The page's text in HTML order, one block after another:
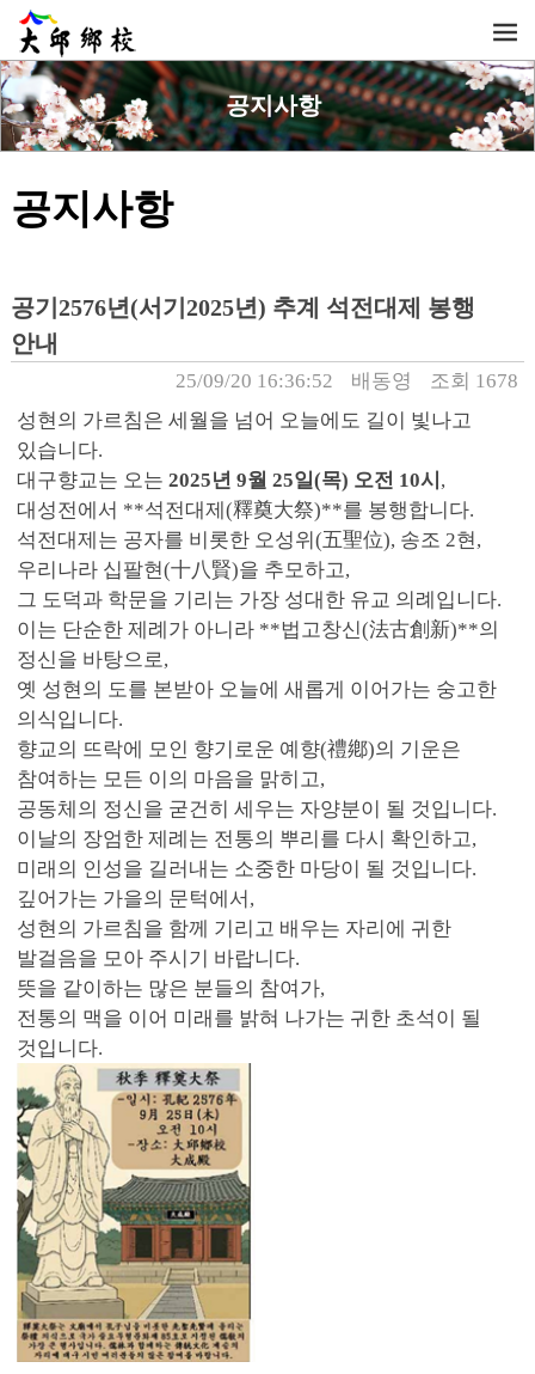
공지사항
공지사항
공기2576년(서기2025년) 추계 석전대제 봉행
안내
25/09/20 16:36:52 배동영
조회 1678
성현의 가르침은 세월을 넘어 오늘에도 길이 빛나고
있습니다.
대구향교는 오는2025년 9월 25일(목) 오전 10시 ,
대성전에서 **석전대제(釋奠大祭)**를 봉행합니다.
석전대제는 공자를 비롯한 오성위(五聖位), 송조 2현,
우리나라 십팔현(十八賢)을 추모하고,
그 도덕과 학문을 기리는 가장 성대한 유교 의례입니다.
이는 단순한 제례가 아니라 **법고창신(法古創新)**의
정신을 바탕으로,
옛 성현의 도를 본받아 오늘에 새롭게 이어가는 숭고한
의식입니다.
향교의 뜨락에 모인 향기로운 예향(禮鄕)의 기운은
참여하는 모든 이의 마음을 맑히고,
공동체의 정신을 굳건히 세우는 자양분이 될 것입니다.
이날의 장엄한 제례는 전통의 뿌리를 다시 확인하고,
미래의 인성을 길러내는 소중한 마당이 될 것입니다.
깊어가는 가을의 문턱에서,
성현의 가르침을 함께 기리고 배우는 자리에 귀한
발걸음을 모아 주시기 바랍니다.
뜻을 같이하는 많은 분들의 참여가,
전통의 맥을 이어 미래를 밝혀 나가는 귀한 초석이 될
것입니다.